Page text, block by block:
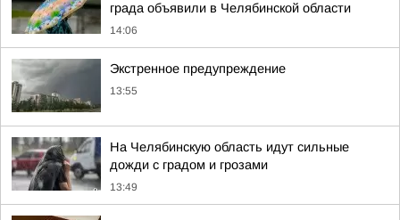
града объявили в Челябинской области
14:06
Экстренное предупреждение
13:55
На Челябинскую область идут сильные
дожди с градом и грозами
13:49